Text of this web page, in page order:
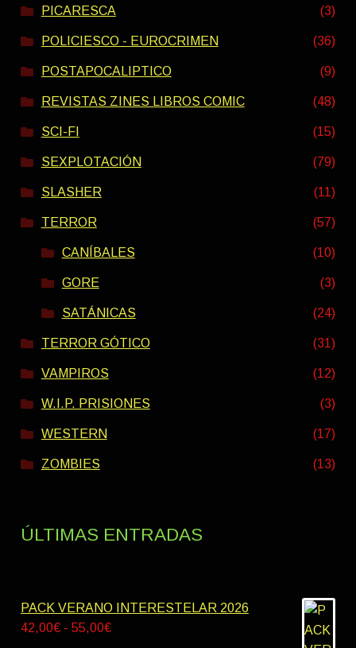
PICARESCA (3)
POLICIESCO - EUROCRIMEN (36)
POSTAPOCALIPTICO (9)
REVISTAS ZINES LIBROS COMIC (48)
SCI-FI (15)
SEXPLOTACIÓN (79)
SLASHER (11)
TERROR (57)
CANÍBALES (10)
GORE (3)
SATÁNICAS (24)
TERROR GÓTICO (31)
VAMPIROS (12)
W.I.P. PRISIONES (3)
WESTERN (17)
ZOMBIES (13)
ÚLTIMAS ENTRADAS
PACK VERANO INTERESTELAR 2026
42,00€ - 55,00€Rango